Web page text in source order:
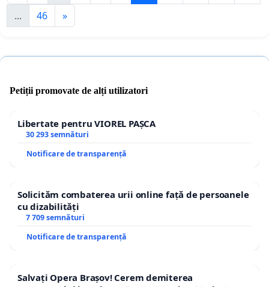
...
46 »
Petiții promovate de alți utilizatori
Libertate pentru VIOREL PAȘCA
30 293 semnături
Notificare de transparență
Solicităm combaterea urii online față de persoanele
cu dizabilități
7 709 semnături
Notificare de transparență
Salvați Opera Brașov! Cerem demiterea